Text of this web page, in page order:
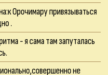
Орочимару привязываться
.
- я сама там запуталась
не